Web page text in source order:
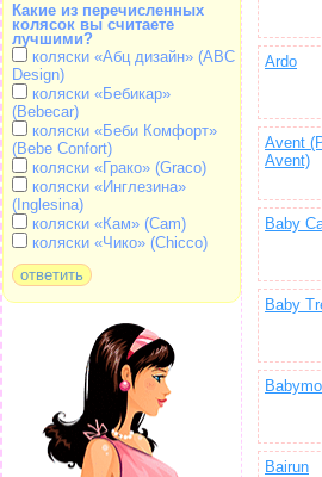
Какие из перечисленных
колясок вы считаете
лучшими?
коляски «Абц дизайн» (ABC
Design)
коляски «Бебикар»
(Bebecar)
коляски «Беби Комфорт»
(Bebe Confort)
коляски «Грако» (Graco)
коляски «Инглезина»
(Inglesina)
коляски «Кам» (Cam)
коляски «Чико» (Chicco)
Ardo
Avent
Avent)
Baby
Baby
Bairun